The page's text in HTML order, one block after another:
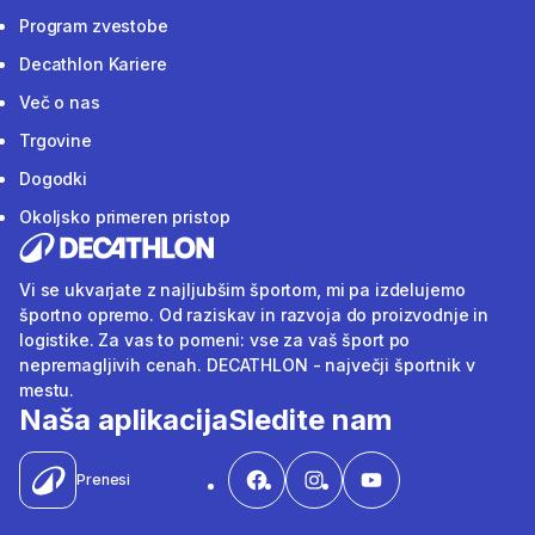
Program zvestobe
Decathlon Kariere
Več o nas
Trgovine
Dogodki
Okoljsko primeren pristop
Vi se ukvarjate z najljubšim športom, mi pa izdelujemo
športno opremo. Od raziskav in razvoja do proizvodnje in
logistike. Za vas to pomeni: vse za vaš šport po
nepremagljivih cenah. DECATHLON - največji športnik v
mestu.
Naša aplikacija
Prenesi
Sledite nam